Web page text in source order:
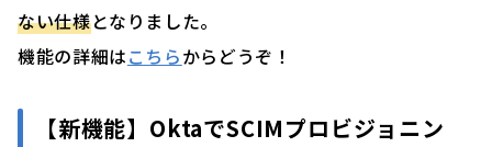
ない仕様となりました。
機能の詳細はこちらからどうぞ！
【新機能】OktaでSCIMプロビジョニン